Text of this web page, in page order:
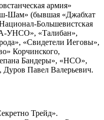
армия»
Шам» (бывшая «Джабхат
Большевистская
УНСО», «Талибан»,
«Свидетели Иеговы»,
Корчинского,
Бандеры», «НСО»,
Павел Валерьевич.
Трейд».